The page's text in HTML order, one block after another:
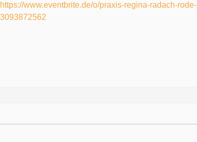
https://www.eventbrite.de/o/praxis-regina-radach-rode-
3093872562